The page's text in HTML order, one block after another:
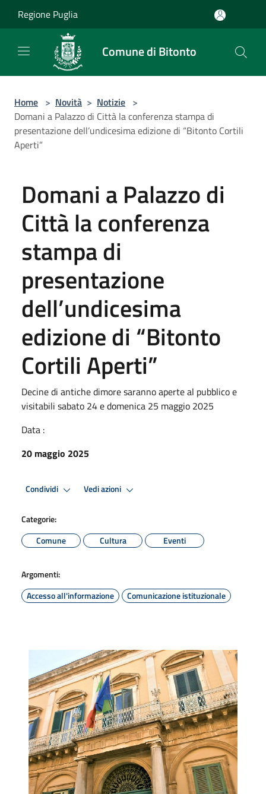
Regione Puglia
Comune di Bitonto
Home > Novità > Notizie >
Domani a Palazzo di Città la conferenza stampa di
presentazione dell’undicesima edizione di “Bitonto Cortili
Aperti”
Domani a Palazzo di
Città la conferenza
stampa di
presentazione
dell’undicesima
edizione di “Bitonto
Cortili Aperti”
Decine di antiche dimore saranno aperte al pubblico e
visitabili sabato 24 e domenica 25 maggio 2025
Data :
20 maggio 2025
Condividi Vedi azioni
Categorie:
Comune
Cultura Eventi
Argomenti:
Accesso all'informazione
Comunicazione istituzionale